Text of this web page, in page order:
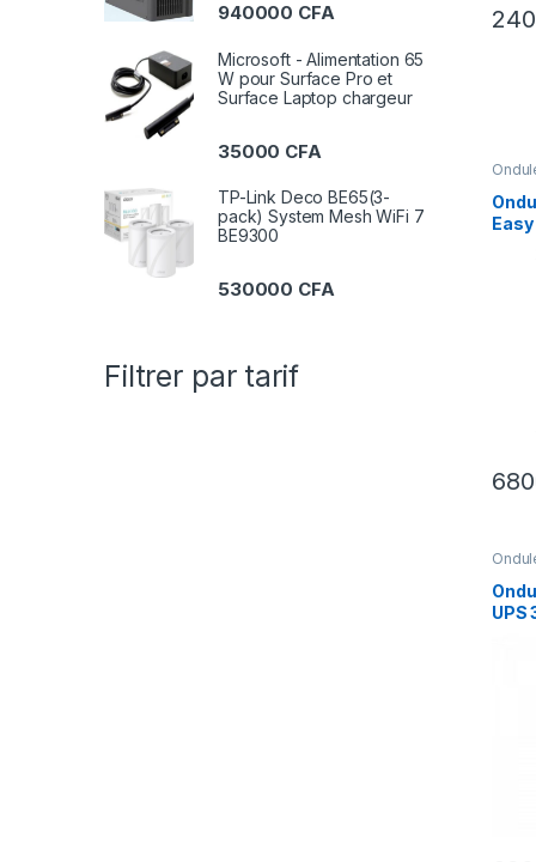
Easy
UPS
940000 CFA
Microsoft - Alimentation 65
W pour Surface Pro et
Surface Laptop chargeur
35000 CFA
TP-Link Deco BE65(3-
pack) System Mesh WiFi 7
BE9300
530000 CFA
Filtrer par tarif